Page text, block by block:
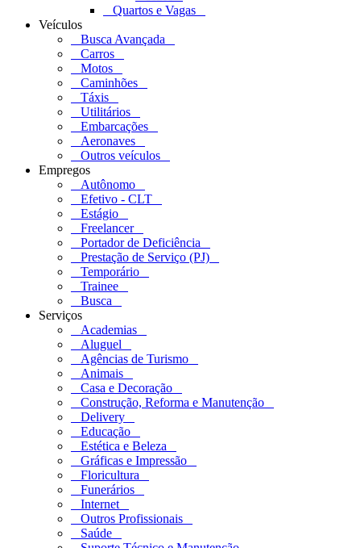
Quartos e Vagas
Veículos
Busca Avançada
Carros
Motos
Caminhões
Táxis
Utilitários
Embarcações
Aeronaves
Outros veículos
Empregos
Autônomo
Efetivo - CLT
Estágio
Freelancer
Portador de Deficiência
Prestação de Serviço (PJ)
Temporário
Trainee
Busca
Serviços
Academias
Aluguel
Agências de Turismo
Animais
Casa e Decoração
Construção, Reforma e Manutenção
Delivery
Educação
Estética e Beleza
Gráficas e Impressão
Floricultura
Funerários
Internet
Outros Profissionais
Saúde